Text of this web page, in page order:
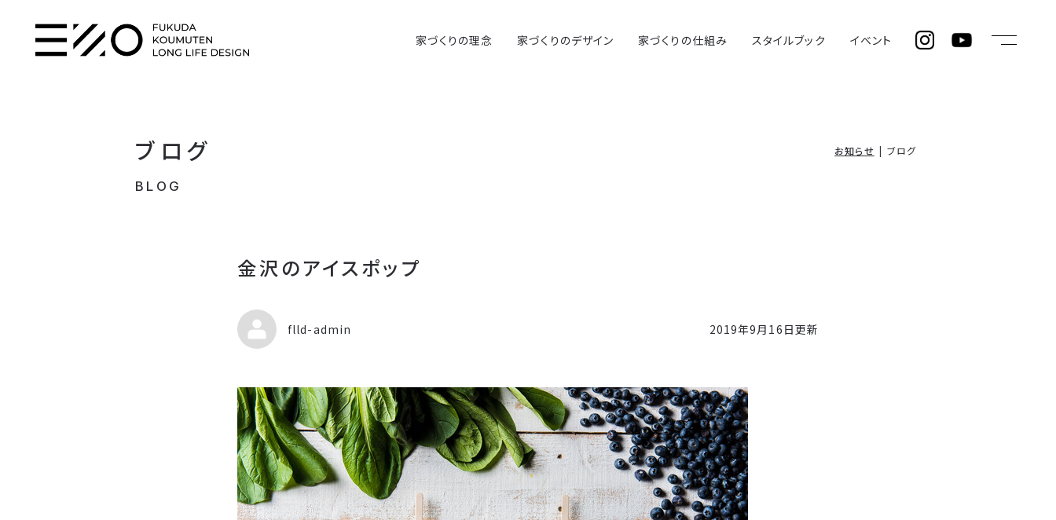
家づくりの理念 家づくりのデザイン 家づくりの仕組み スタイルブック イベント
ブログ
BLOG
お知らせ ブログ
金沢のアイスポップ
2019年9月16日更新
flld-admin